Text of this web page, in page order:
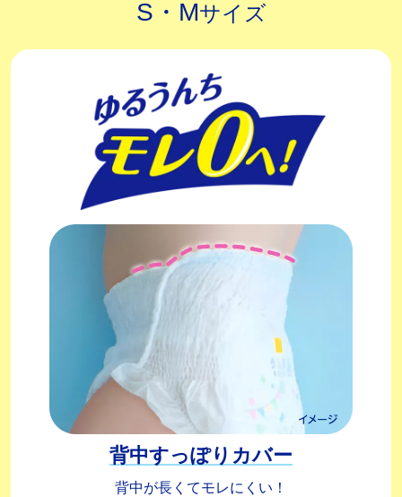
S・Mサイズ
背中すっぽり カバー
背中が長くてモレにくい！